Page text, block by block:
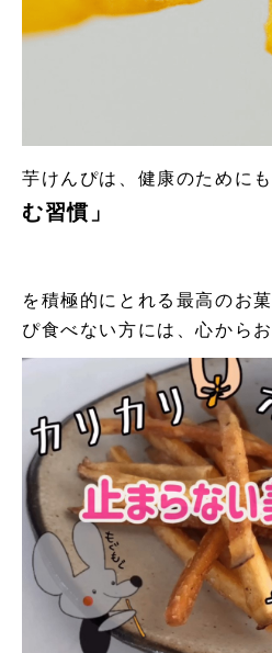
芋けんぴは、健康のためにも
む習慣」
を積極的にとれる最高のお
ぴ食べない方には、心から